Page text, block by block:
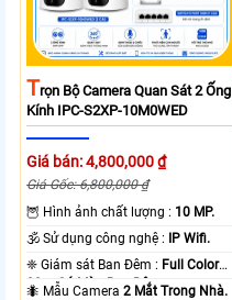
TRọn Bộ Camera Quan Sát 2 Ống
Kính IPC-S2XP-10M0WED
Giá bán: 4,800,000 ₫
Giá Gốc: 6,800,000 ₫
🦉 Hình ảnh chất lượng : 10 MP.
🕉️ Sử dụng công nghệ :
IP Wifi.
❈ Giám sát Ban Đêm : Full Color
20m Có Màu Ban Ðêm.
🐜 Mẫu Camera2 Mắt Trong Nhà.